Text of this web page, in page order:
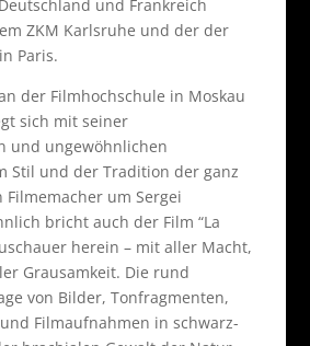
und Frankreich
ZKM Karlsruhe und der der
Paris.
der Filmhochschule in Moskau
sich mit seiner
und ungewöhnlichen
Stil und der Tradition der ganz
um Sergei
bricht auch der Film “La
herein – mit aller Macht,
Grausamkeit. Die rund
von Bilder, Tonfragmenten,
Filmaufnahmen in schwarz-